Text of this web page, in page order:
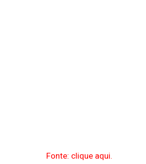
Fonte: clique aqui.